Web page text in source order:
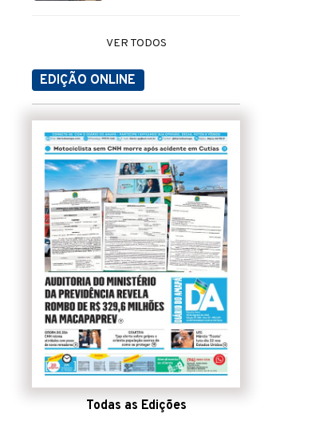
VER TODOS
EDIÇÃO ONLINE
Todas as Edições